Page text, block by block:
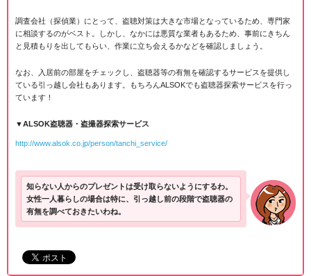
調査会社（探偵業）にとって、盗聴対策は大きな市場となっているため、専門家
に相談するのがベスト。しかし、なかには悪質な業者もあるため、事前にきちん
と見積もりを出してもらい、作業に立ち会えるかなどを確認しましょう。
なお、入居前の部屋をチェックし、盗聴器等の有無を確認するサービスを提供し
ている引っ越し会社もあります。もちろんALSOKでも盗聴器探索サービスを行っ
ています！
▼ALSOK盗聴器・盗撮器探索サービス
http://www.alsok.co.jp/person/tanchi_service/
知らない人からのプレゼントは受け取らないようにするわ。
女性一人暮らしの場合は特に、引っ越し前の段階で盗聴器の
有無を調べておきたいわね。